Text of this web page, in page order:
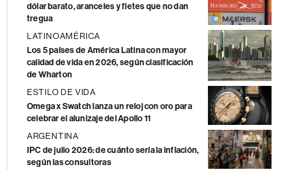
dólar barato, aranceles y fletes que no dan
tregua
LATINOAMÉRICA
Los 5 países de América Latina con mayor
calidad de vida en 2026, según clasificación
de Wharton
ESTILO DE VIDA
Omega x Swatch lanza un reloj con oro para
celebrar el alunizaje del Apollo 11
ARGENTINA
IPC de julio 2026: de cuánto sería la inflación,
según las consultoras